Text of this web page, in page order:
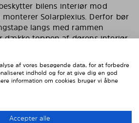
bilens interiør mod
Solarplexius. Derfor bør
langs med rammen
dække toppen af dørens interiør
af vores besøgende data, for at forbedre
indhold og for at give dig en god
information om cookies bruger vi åbne
Accepter alle